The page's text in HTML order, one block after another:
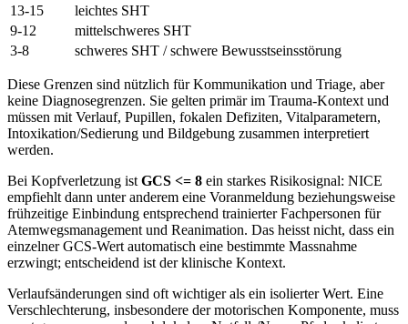
13-15
leichtes SHT
9-12
mittelschweres SHT
3-8
schweres SHT / schwere Bewusstseinsstörung
Diese Grenzen sind nützlich für Kommunikation und Triage, aber
keine Diagnosegrenzen. Sie gelten primär im Trauma-Kontext und
müssen mit Verlauf, Pupillen, fokalen Defiziten, Vitalparametern,
Intoxikation/Sedierung und Bildgebung zusammen interpretiert
werden.
Bei Kopfverletzung ist GCS <= 8 ein starkes Risikosignal: NICE
empfiehlt dann unter anderem eine Voranmeldung beziehungsweise
frühzeitige Einbindung entsprechend trainierter Fachpersonen für
Atemwegsmanagement und Reanimation. Das heisst nicht, dass ein
einzelner GCS-Wert automatisch eine bestimmte Massnahme
erzwingt; entscheidend ist der klinische Kontext.
Verlaufsänderungen sind oft wichtiger als ein isolierter Wert. Eine
Verschlechterung, insbesondere der motorischen Komponente, muss